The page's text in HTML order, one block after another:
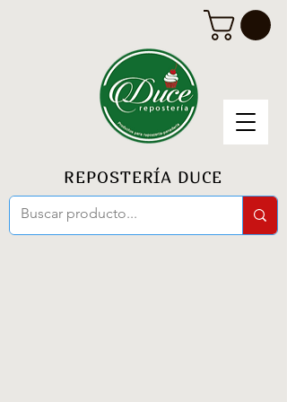
REPOSTERÍA DUCE